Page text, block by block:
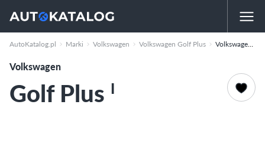
AutoKatalog.pl Marki Volkswagen Volkswagen Golf Plus Volkswagen Golf Plus
Volkswagen
Golf Plus I